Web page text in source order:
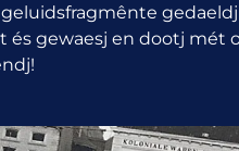
geluidsfragmênte
és gewaesj en dootj mét